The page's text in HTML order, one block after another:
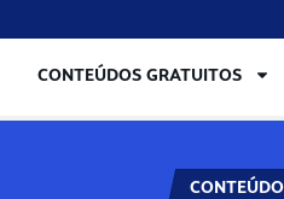
CONTEÚDOS GRATUITOS